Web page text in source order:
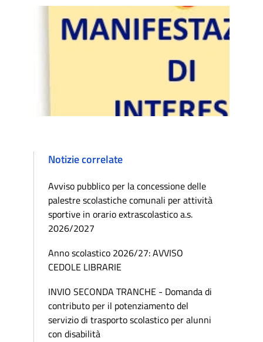
Notizie correlate
Avviso pubblico per la concessione delle
palestre scolastiche comunali per attività
sportive in orario extrascolastico a.s.
2026/2027
Anno scolastico 2026/27: AVVISO
CEDOLE LIBRARIE
INVIO SECONDA TRANCHE - Domanda di
contributo per il potenziamento del
servizio di trasporto scolastico per alunni
con disabilità